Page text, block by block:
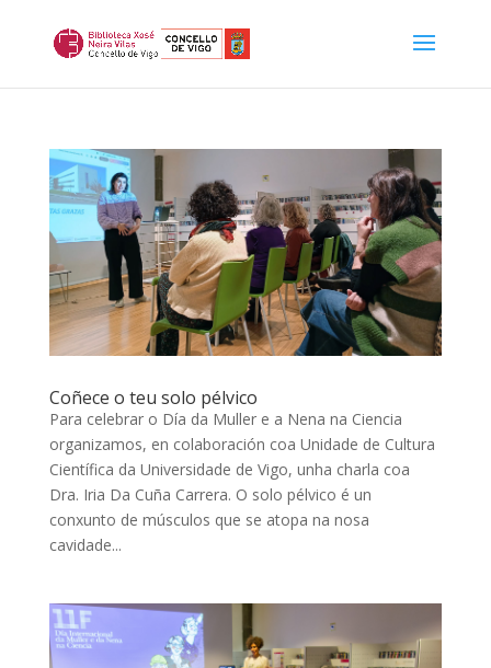
Coñece o teu solo pélvico
Para celebrar o Día da Muller e a Nena na Ciencia
organizamos, en colaboración coa Unidade de Cultura
Científica da Universidade de Vigo, unha charla coa
Dra. Iria Da Cuña Carrera. O solo pélvico é un
conxunto de músculos que se atopa na nosa
cavidade...